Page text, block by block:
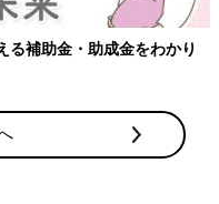
る補助金・助成金をわかり